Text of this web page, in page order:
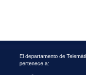
El departamento de
pertenece a: